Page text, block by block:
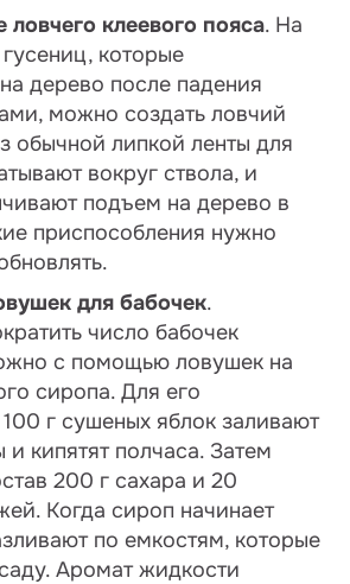
ловчего клеевого пояса. На
которые
дерево после падения
можно создать ловчий
обычной липкой ленты для
вокруг ствола, и
подъем на дерево в
приспособления нужно
для бабочек.
число бабочек
с помощью ловушек на
сиропа. Для его
г сушеных яблок заливают
кипятят полчаса. Затем
200 г сахара и 20
Когда сироп начинает
по емкостям, которые
Аромат жидкости